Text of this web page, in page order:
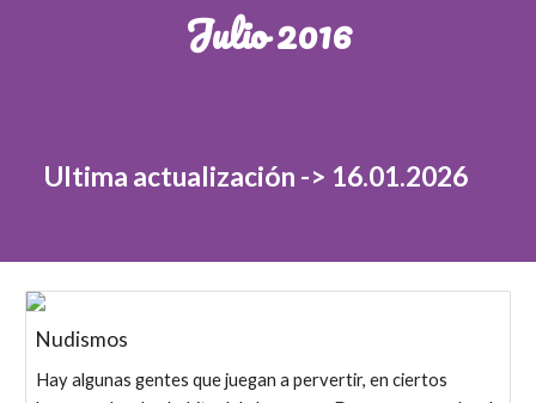
Julio2016
Ultima actualización -> 16.01.2026
Nudismos
Hay algunas gentes que juegan a pervertir, en ciertos